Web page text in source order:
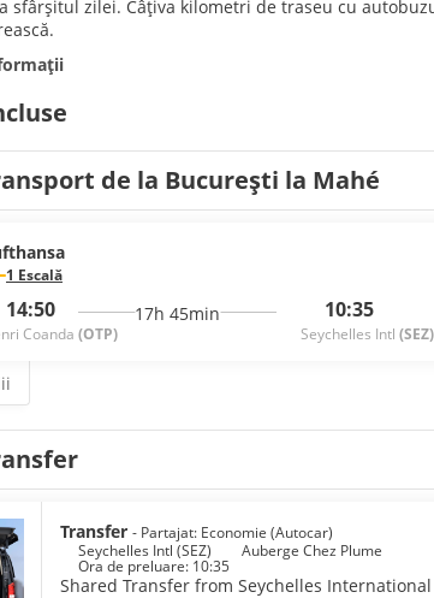
sfârșitul zilei. Câțiva kilometri de traseu cu
de la București la Mahé
1 Escală
14:50
Coanda (OTP)
17h 45min 10:35
Seychelles Intl (SEZ)
Transfer - Partajat: Economie (Autocar)
Seychelles Intl (SEZ)
Auberge Chez Plume
Ora de preluare: 10:35
Shared Transfer from Seychelles